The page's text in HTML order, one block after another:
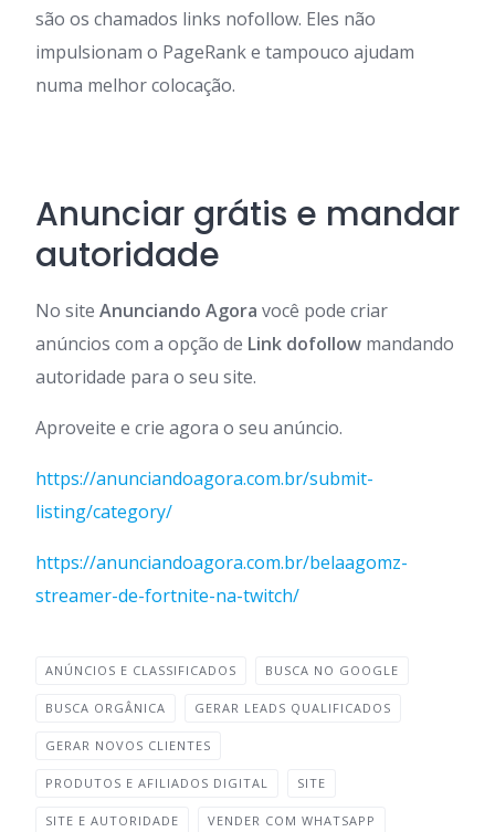
são os chamados links nofollow. Eles não
impulsionam o PageRank e tampouco ajudam
numa melhor colocação.
Anunciar grátis e mandar
autoridade
No site Anunciando Agora você pode criar
anúncios com a opção de Link dofollow mandando
autoridade para o seu site.
Aproveite e crie agora o seu anúncio.
https://anunciandoagora.com.br/submit-
listing/category/
https://anunciandoagora.com.br/belaagomz-
streamer-de-fortnite-na-twitch/
ANÚNCIOS E CLASSIFICADOS BUSCA NO GOOGLE
BUSCA ORGÂNICA GERAR LEADS QUALIFICADOS
GERAR NOVOS CLIENTES
PRODUTOS E AFILIADOS DIGITAL SITE
SITE E AUTORIDADE VENDER COM WHATSAPP